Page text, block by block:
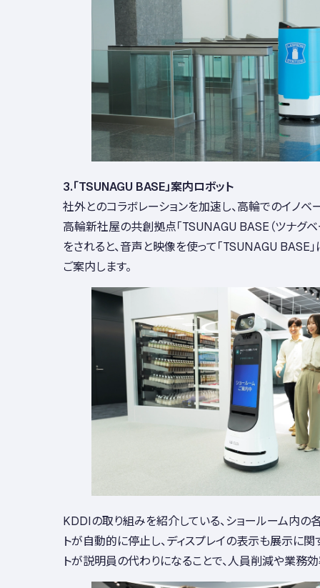
3.「TSUNAGU BASE」案内ロボット
社外とのコラボレーションを加速し、高輪でのイノベ
高輪新社屋の共創拠点「TSUNAGU BASE（ツナグベ
をされると、音声と映像を使って「TSUNAGU BASE
ご案内します。
KDDIの取り組みを紹介している、ショールーム内の
トが自動的に停止し、ディスプレイの表示も展示に関
トが説明員の代わりになることで、人員削減や業務